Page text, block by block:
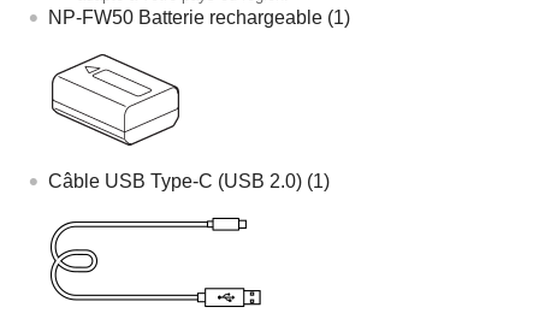
NP-FW50 Batterie rechargeable (1)
Câble USB Type-C (USB 2.0) (1)